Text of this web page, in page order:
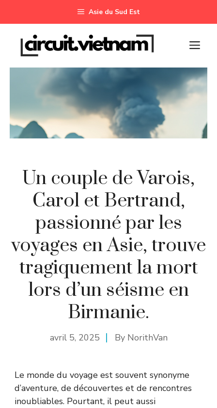
Asie du Sud Est
Un couple de Varois,
Carol et Bertrand,
passionné par les
voyages en Asie, trouve
tragiquement la mort
lors d’un séisme en
Birmanie.
avril 5, 2025 By NorithVan
Le monde du voyage est souvent synonyme
d’aventure, de découvertes et de rencontres
inoubliables. Pourtant, il peut aussi